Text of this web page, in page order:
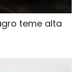
teme alta